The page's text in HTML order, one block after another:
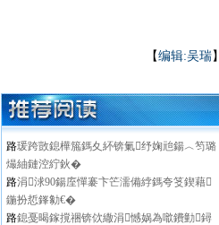
【编辑:吴瑞】
路瑗跨敳鎴樺箷鎷夊紑锛氭纾婅兘鍚︿笉璐
熶紬鏈涳紵鈥�
路涓浗90鍚庢憚褰卞笀濡備綍鎷夸笅鍥藉
鍦扮悊鎽勨€�
路鎴戞暍鎵撹祵锛佽繖涓憾娲為噷鐨勭鐞